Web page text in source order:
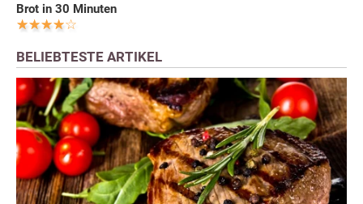
Brot in 30 Minuten
BELIEBTESTE ARTIKEL